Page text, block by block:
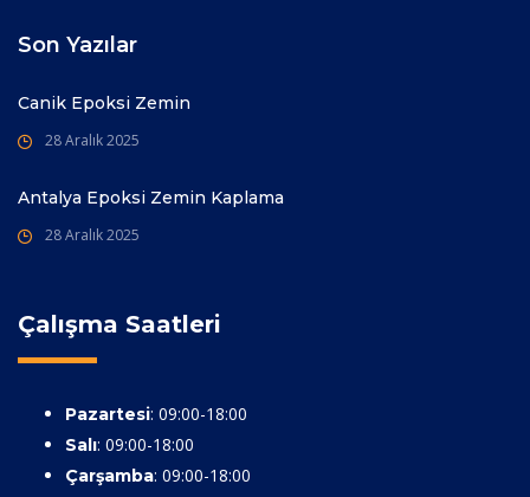
Son Yazılar
Canik Epoksi Zemin
28 Aralık 2025
Antalya Epoksi Zemin Kaplama
28 Aralık 2025
Çalışma Saatleri
Pazartesi: 09:00-18:00
Salı: 09:00-18:00
Çarşamba: 09:00-18:00